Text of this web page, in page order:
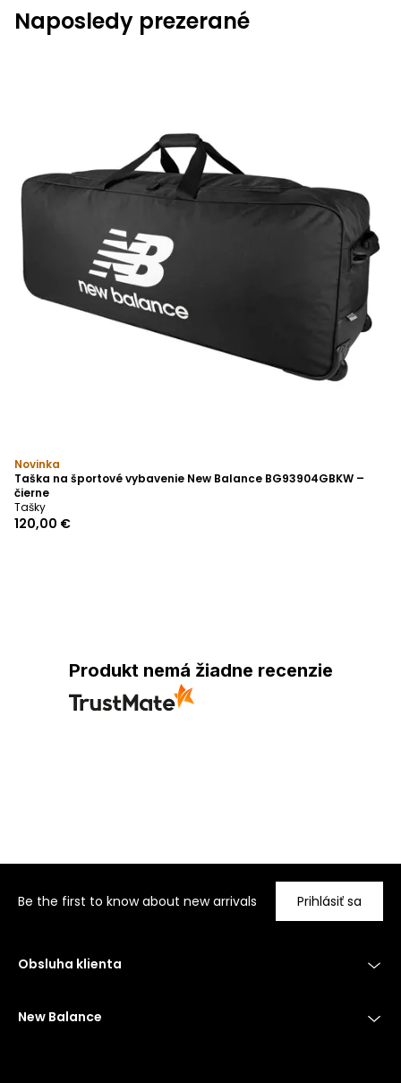
Naposledy prezerané
Novinka
Taška na športové vybavenie New Balance BG93904GBKW –
čierne
Tašky
120,00 €
Produkt nemá žiadne recenzie
Be the first to know about new arrivals Prihlásiť sa
Obsluha klienta
New Balance